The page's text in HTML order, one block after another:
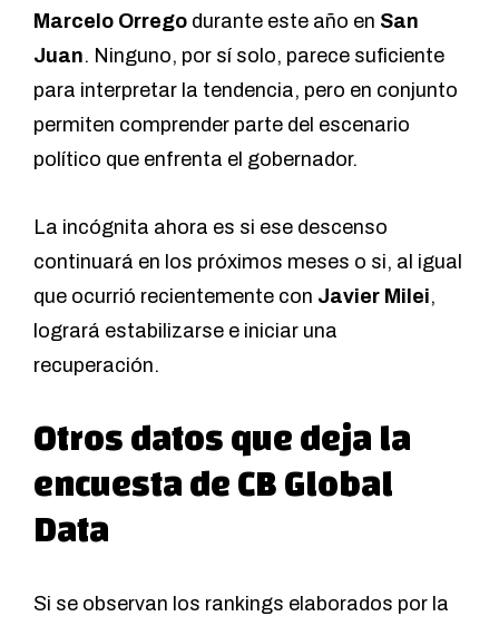
Marcelo Orrego durante este año en San
Juan. Ninguno, por sí solo, parece suficiente
para interpretar la tendencia, pero en conjunto
permiten comprender parte del escenario
político que enfrenta el gobernador.
La incógnita ahora es si ese descenso
continuará en los próximos meses o si, al igual
que ocurrió recientemente con Javier Milei,
logrará estabilizarse e iniciar una
recuperación.
Otros datos que deja la
encuesta de CB Global
Data
Si se observan los rankings elaborados por la